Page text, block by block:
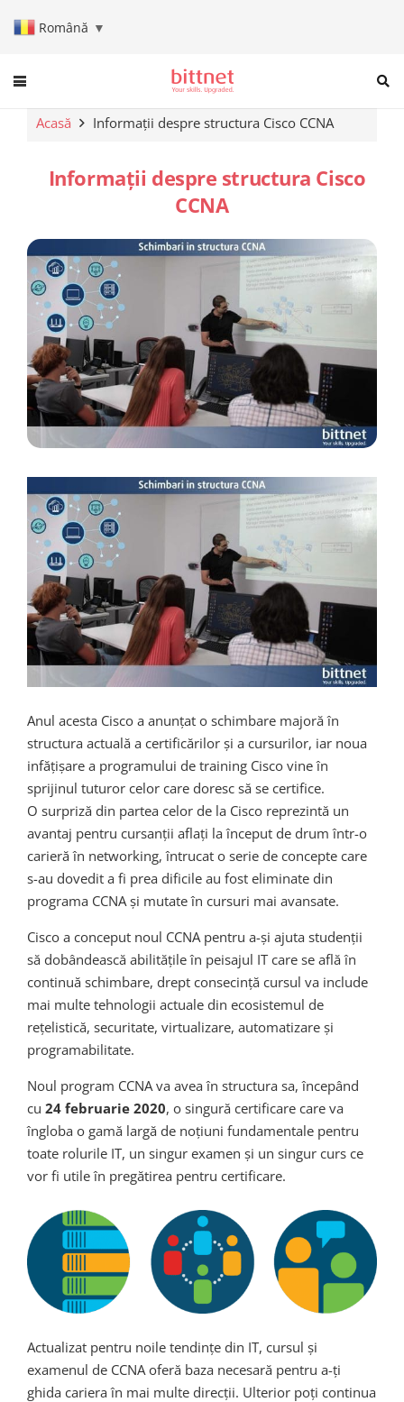
Română ▼
When autocomplete results
Acasă Informații despre structura Cisco CCNA
Informații despre structura Cisco
CCNA
Anul acesta Cisco a anunțat o schimbare majoră în
structura actuală a certificărilor și a cursurilor, iar noua
infățișare a programului de training Cisco vine în
sprijinul tuturor celor care doresc să se certifice.
O surpriză din partea celor de la Cisco reprezintă un
avantaj pentru cursanții aflați la început de drum într-o
carieră în networking, întrucat o serie de concepte care
s-au dovedit a fi prea dificile au fost eliminate din
programa CCNA și mutate în cursuri mai avansate.
Cisco a conceput noul CCNA pentru a-și ajuta studenții
să dobândească abilitățile în peisajul IT care se află în
continuă schimbare, drept consecință cursul va include
mai multe tehnologii actuale din ecosistemul de
rețelistică, securitate, virtualizare, automatizare și
programabilitate.
Noul program CCNA va avea în structura sa, începând
cu 24 februarie 2020, o singură certificare care va
îngloba o gamă largă de noțiuni fundamentale pentru
toate rolurile IT, un singur examen și un singur curs ce
vor fi utile în pregătirea pentru certificare.
Actualizat pentru noile tendințe din IT, cursul și
examenul de CCNA oferă baza necesară pentru a-ți
ghida cariera în mai multe direcții. Ulterior poți continua